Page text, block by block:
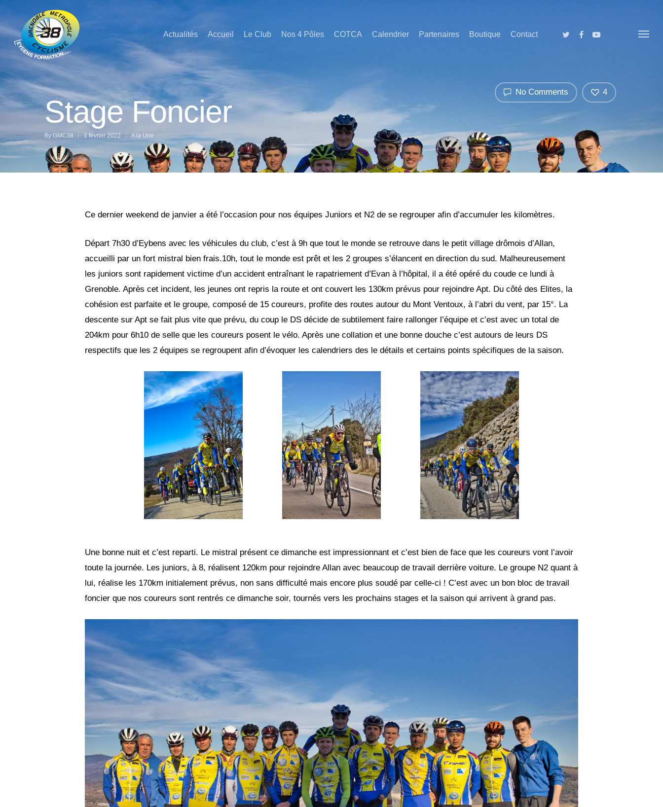
Actualités Accueil Le Club Nos 4 Pôles COTCA Calendrier Partenaires Boutique Contact
Stage Foncier
By GMC38 1 février 2022 A la Une
No Comments 4
Ce dernier weekend de janvier a été l’occasion pour nos équipes Juniors et N2 de se regrouper afin d’accumuler les kilomètres.
Départ 7h30 d’Eybens avec les véhicules du club, c’est à 9h que tout le monde se retrouve dans le petit village drômois d’Allan,
accueilli par un fort mistral bien frais.10h, tout le monde est prêt et les 2 groupes s’élancent en direction du sud. Malheureusement
les juniors sont rapidement victime d’un accident entraînant le rapatriement d’Evan à l’hôpital, il a été opéré du coude ce lundi à
Grenoble. Après cet incident, les jeunes ont repris la route et ont couvert les 130km prévus pour rejoindre Apt. Du côté des Elites, la
cohésion est parfaite et le groupe, composé de 15 coureurs, profite des routes autour du Mont Ventoux, à l’abri du vent, par 15°. La
descente sur Apt se fait plus vite que prévu, du coup le DS décide de subtilement faire rallonger l’équipe et c’est avec un total de
204km pour 6h10 de selle que les coureurs posent le vélo. Après une collation et une bonne douche c’est autours de leurs DS
respectifs que les 2 équipes se regroupent afin d’évoquer les calendriers des le détails et certains points spécifiques de la saison.
Une bonne nuit et c’est reparti. Le mistral présent ce dimanche est impressionnant et c’est bien de face que les coureurs vont l’avoir
toute la journée. Les juniors, à 8, réalisent 120km pour rejoindre Allan avec beaucoup de travail derrière voiture. Le groupe N2 quant à
lui, réalise les 170km initialement prévus, non sans difficulté mais encore plus soudé par celle-ci ! C’est avec un bon bloc de travail
foncier que nos coureurs sont rentrés ce dimanche soir, tournés vers les prochains stages et la saison qui arrivent à grand pas.